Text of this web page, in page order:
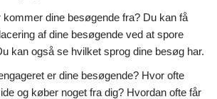
kommer dine besøgende fra? Du kan få
af dine besøgende ved at spore
kan også se hvilket sprog dine besøg har.
er dine besøgende? Hvor ofte
og køber noget fra dig? Hvordan ofte får